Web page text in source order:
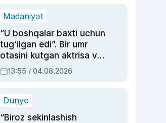
Madaniyat
“U boshqalar baxti uchun
tug‘ilgan edi”. Bir umr
otasini kutgan aktrisa va
dublyaj ustasi Rimma
Ahmedovaning
13:55 / 04.08.2026
Dunyo
“Biroz sekinlashish